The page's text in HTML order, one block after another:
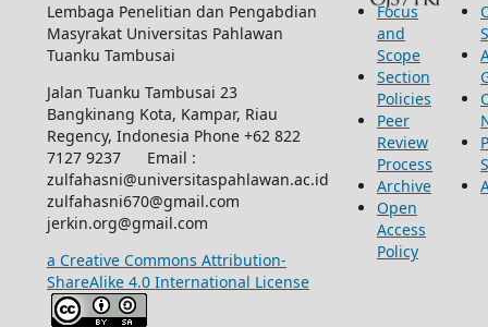
Lembaga Penelitian dan Pengabdian
Masyrakat Universitas Pahlawan
Tuanku Tambusai
Jalan Tuanku Tambusai 23
Bangkinang Kota, Kampar, Riau
Regency, Indonesia Phone +62 822
7127 9237 Email :
zulfahasni@universitaspahlawan.ac.id
zulfahasni670@gmail.com
jerkin.org@gmail.com
a Creative Commons Attribution-
ShareAlike 4.0 International License
Focus
and
Scope
Section
Policies
Peer
Review
Process
Archive
Open
Access
Policy